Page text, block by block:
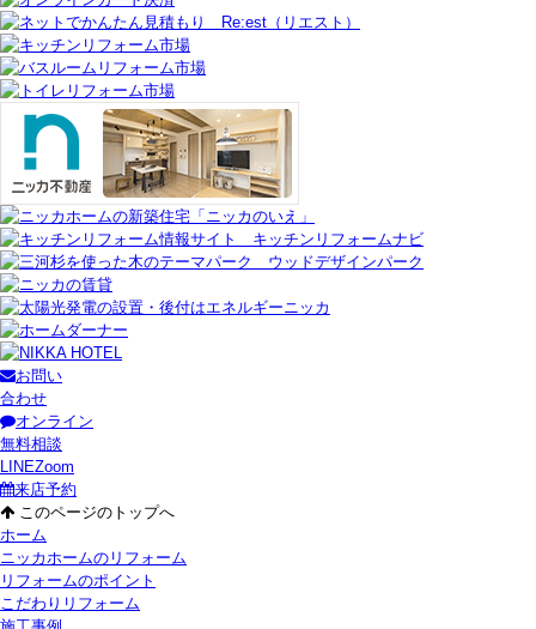
お問い
合わせ
オンライン
無料相談
LINEZoom
来店予約
このページのトップへ
ホーム
ニッカホームのリフォーム
リフォームのポイント
こだわりリフォーム